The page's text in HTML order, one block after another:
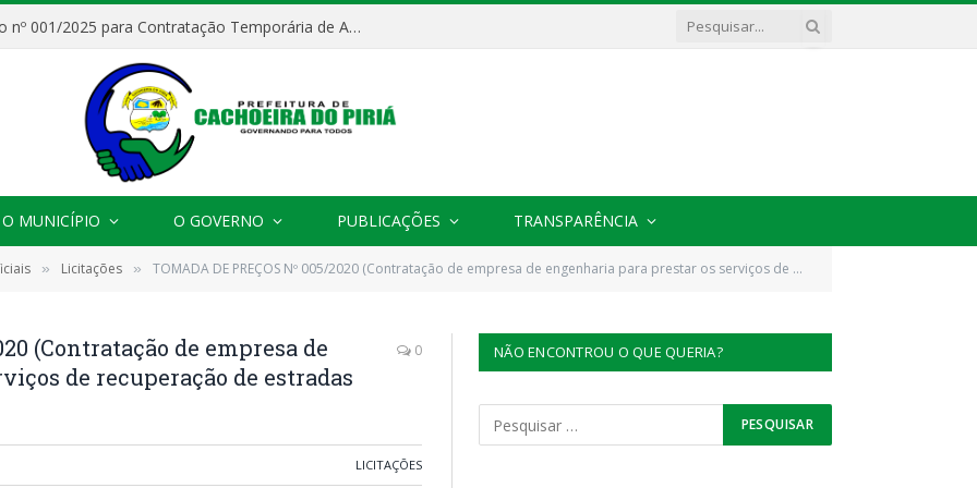
Processo Seletivo nº 001/2025 para Contratação Temporária de Agentes Comunitários de Saúde (ACS)
O MUNICÍPIO O GOVERNO PUBLICAÇÕES TRANSPARÊNCIA
» Licitações » TOMADA DE PREÇOS Nº 005/2020 (Contratação de empresa de engenharia para prestar os serviços de recuperação de estradas vicinais)
(Contratação de empresa de
de recuperação de estradas
0
LICITAÇÕES
NÃO ENCONTROU O QUE QUERIA?